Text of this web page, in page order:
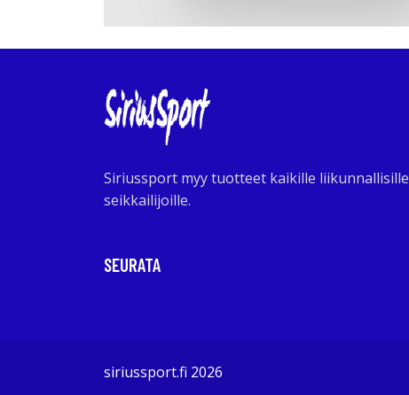
Siriussport myy tuotteet kaikille liikunnallisille
seikkailijoille.
SEURATA
siriussport.fi 2026